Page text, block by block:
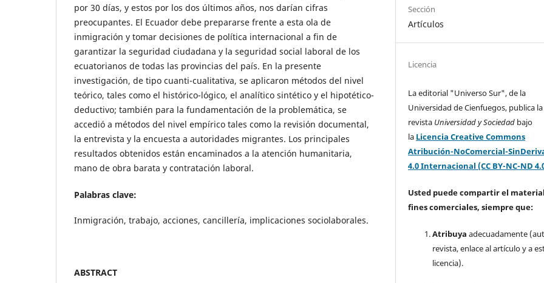
por 30 días, y estos por los dos últimos años, nos darían cifras
preocupantes. El Ecuador debe prepararse frente a esta ola de
inmigración y tomar decisiones de política internacional a fin de
garantizar la seguridad ciudadana y la seguridad social laboral de los
ecuatorianos de todas las provincias del país. En la presente
investigación, de tipo cuanti-cualitativa, se aplicaron métodos del nivel
teórico, tales como el histórico-lógico, el analítico sintético y el hipotético-
deductivo; también para la fundamentación de la problemática, se
accedió a métodos del nivel empírico tales como la revisión documental,
la entrevista y la encuesta a autoridades migrantes. Los principales
resultados obtenidos están encaminados a la atención humanitaria,
mano de obra barata y contratación laboral.
Palabras clave:
Inmigración, trabajo, acciones, cancillería, implicaciones sociolaborales.
ABSTRACT
Sección
Artículos
Licencia
La editorial "Universo Sur", de la
Universidad de Cienfuegos, publica la
revista Universidad y Sociedad bajo
la Licencia Creative Commons
Atribución-NoComercial-
4.0 Internacional (CC BY-NC-ND
Usted puede compartir el
fines comerciales, siempre que:
Atribuya adecuadamente
revista, enlace al artículo y a
licencia).